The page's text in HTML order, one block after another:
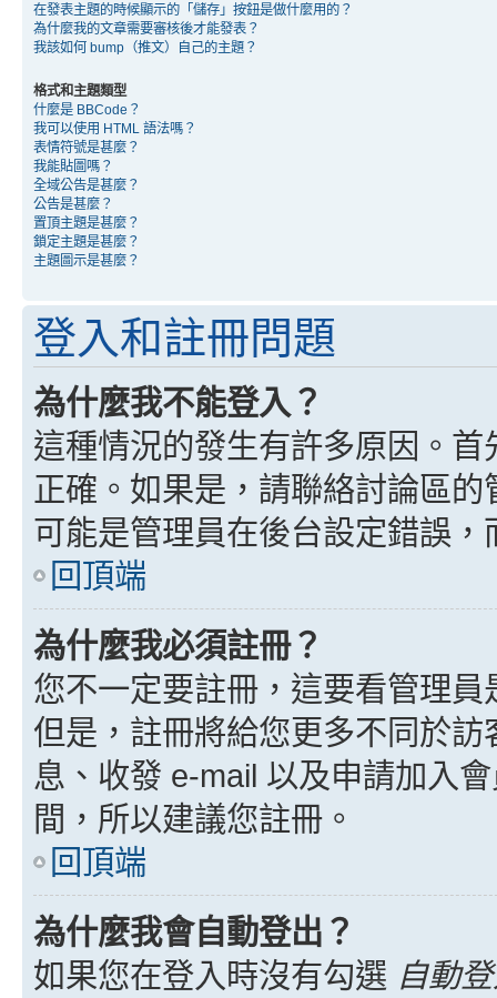
在發表主題的時候顯示的「儲存」按鈕是做什麼用的？
為什麼我的文章需要審核後才能發表？
我該如何 bump（推文）自己的主題？
格式和主題類型
什麼是 BBCode？
我可以使用 HTML 語法嗎？
表情符號是甚麼？
我能貼圖嗎？
全域公告是甚麼？
公告是甚麼？
置頂主題是甚麼？
鎖定主題是甚麼？
主題圖示是甚麼？
登入和註冊問題
為什麼我不能登入？
這種情況的發生有許多原因。
正確。如果是，請聯絡討論區
可能是管理員在後台設定錯誤
回頂端
為什麼我必須註冊？
您不一定要註冊，這要看管理
但是，註冊將給您更多不同於
息、收發 e-mail 以及申請加入
間，所以建議您註冊。
回頂端
為什麼我會自動登出？
如果您在登入時沒有勾選 自動